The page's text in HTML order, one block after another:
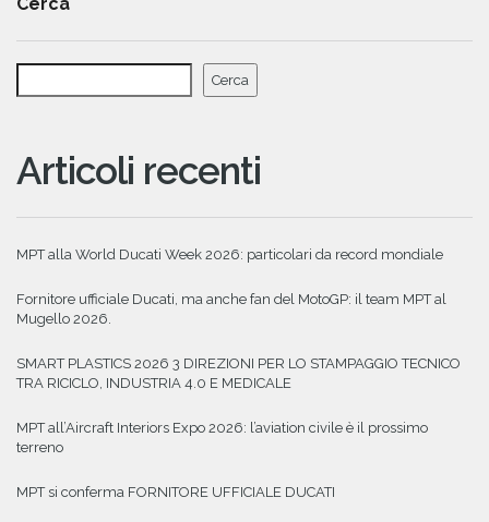
Cerca
Articoli recenti
MPT alla World Ducati Week 2026: particolari da record mondiale
Fornitore ufficiale Ducati, ma anche fan del MotoGP: il team MPT al
Mugello 2026.
SMART PLASTICS 2026 3 DIREZIONI PER LO STAMPAGGIO TECNICO
TRA RICICLO, INDUSTRIA 4.0 E MEDICALE
MPT all’Aircraft Interiors Expo 2026: l’aviation civile è il prossimo
terreno
MPT si conferma FORNITORE UFFICIALE DUCATI